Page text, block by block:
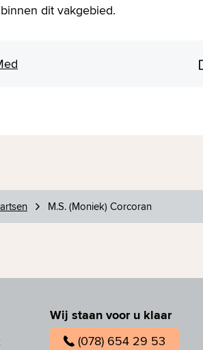
dit vakgebied.
M.S. (Moniek) Corcoran
Wij staan voor u klaar
(078) 654 29 53